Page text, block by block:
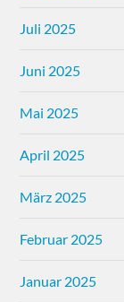
Juli 2025
Juni 2025
Mai 2025
April 2025
März 2025
Februar 2025
Januar 2025